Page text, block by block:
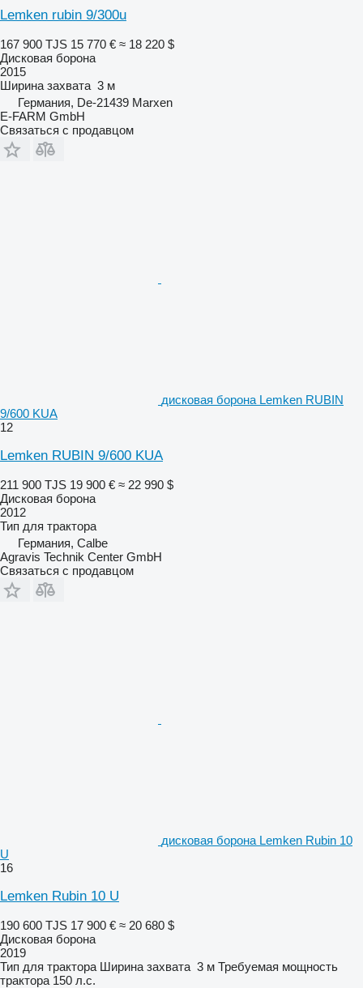
Lemken rubin 9/300u
167 900 TJS 15 770 € ≈ 18 220 $
Дисковая борона
2015
Ширина захвата 3 м
Германия, De-21439 Marxen
E-FARM GmbH
Связаться с продавцом
дисковая борона Lemken RUBIN
9/600 KUA
12
Lemken RUBIN 9/600 KUA
211 900 TJS 19 900 € ≈ 22 990 $
Дисковая борона
2012
Тип для трактора
Германия, Calbe
Agravis Technik Center GmbH
Связаться с продавцом
дисковая борона Lemken Rubin 10
U
16
Lemken Rubin 10 U
190 600 TJS 17 900 € ≈ 20 680 $
Дисковая борона
2019
Тип для трактора Ширина захвата 3 м Требуемая мощность
трактора 150 л.с.